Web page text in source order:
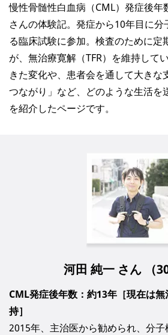
慢性骨髄性白血病（CML）発症後年
さんの体験記。発症から10年目に
る臨床試験に参加。検査のために定
が、無治療寛解（TFR）を維持して
きた変化や、患者会を通して大きな
つながり」など、どのような生活を
を紹介したページです。
河田 純一 さん （
CML発症後年数：約13年［現在は無
持］
2015年、主治医から勧められ、分